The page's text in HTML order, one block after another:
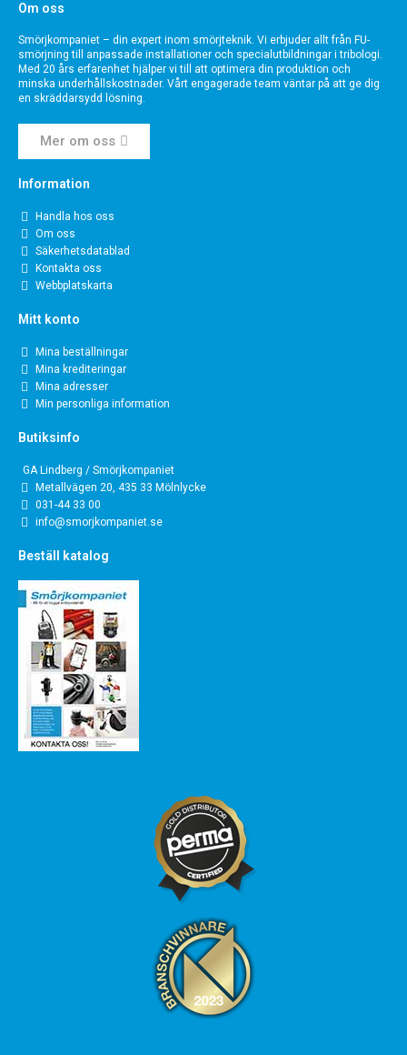
Om oss
Smörjkompaniet – din expert inom smörjteknik. Vi erbjuder allt från FU-
smörjning till anpassade installationer och specialutbildningar i tribologi.
Med 20 års erfarenhet hjälper vi till att optimera din produktion och
minska underhållskostnader. Vårt engagerade team väntar på att ge dig
en skräddarsydd lösning.
Mer om oss
Information
Handla hos oss
Om oss
Säkerhetsdatablad
Kontakta oss
Webbplatskarta
Mitt konto
Mina beställningar
Mina krediteringar
Mina adresser
Min personliga information
Butiksinfo
GA Lindberg / Smörjkompaniet
Metallvägen 20, 435 33 Mölnlycke
031-44 33 00
info@smorjkompaniet.se
Beställ katalog